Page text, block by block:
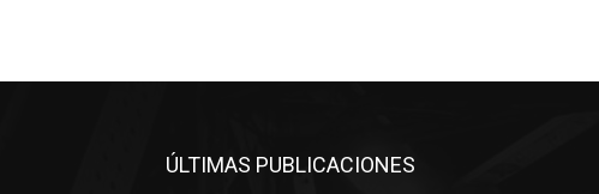
ÚLTIMAS PUBLICACIONES